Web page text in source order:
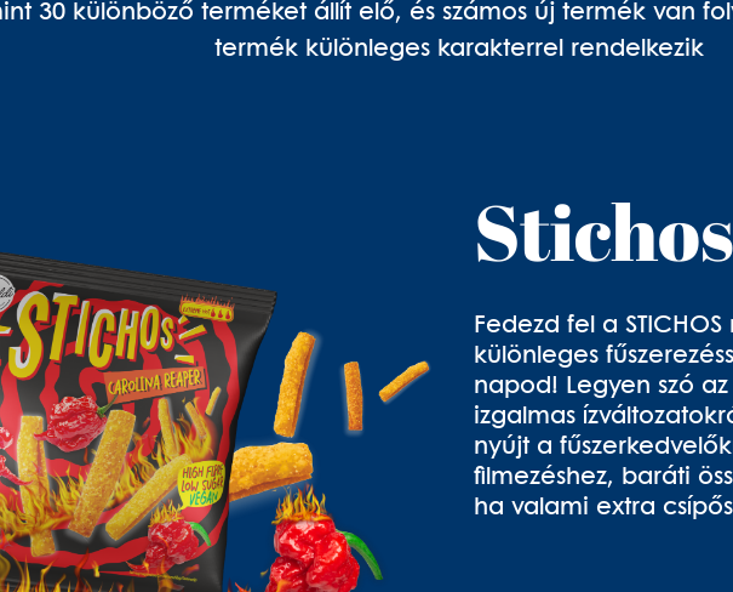
30 különböző terméket állít elő, és számos új termék van
termék különleges karakterrel rendelkezik
Stichos
Fedezd fel a
különleges
napod! Legyen szó
izgalmas
nyújt a
filmezéshez, baráti
ha valami extra